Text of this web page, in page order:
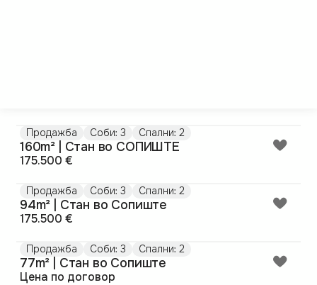
Продажба Соби: 3 Спални: 2
160m² | Стан во СОПИШТЕ
175.500 €
Продажба Соби: 3 Спални: 2
94m² | Стан во Сопиште
175.500 €
Продажба Соби: 3 Спални: 2
77m² | Стан во Сопиште
Цена по договор